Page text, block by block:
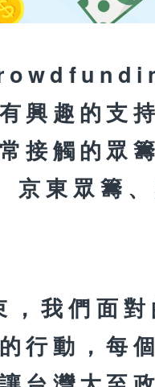
興趣的支
接觸的眾
東眾籌、
我們面
行動，每